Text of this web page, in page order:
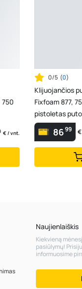
750
€ / vnt.
0/5 (0)
Klijuojančios
Fixfoam 877,
pistoletas
8699
Naujienlaiškis
Kiekvieną
pasiūlymų!
informuosime